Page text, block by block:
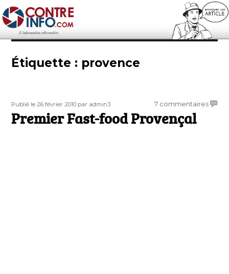
Contre-Info
Étiquette : provence
Publié
le
Publié le 26 février 2010 Auteur
par admin3 7 commentairessur
Premier Fast-food Provençal